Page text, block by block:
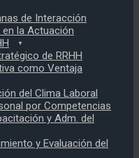
de Interacción
la Actuación
de RRHH
como Ventaja
del Clima Laboral
por Competencias
y Adm. del
y Evaluación del